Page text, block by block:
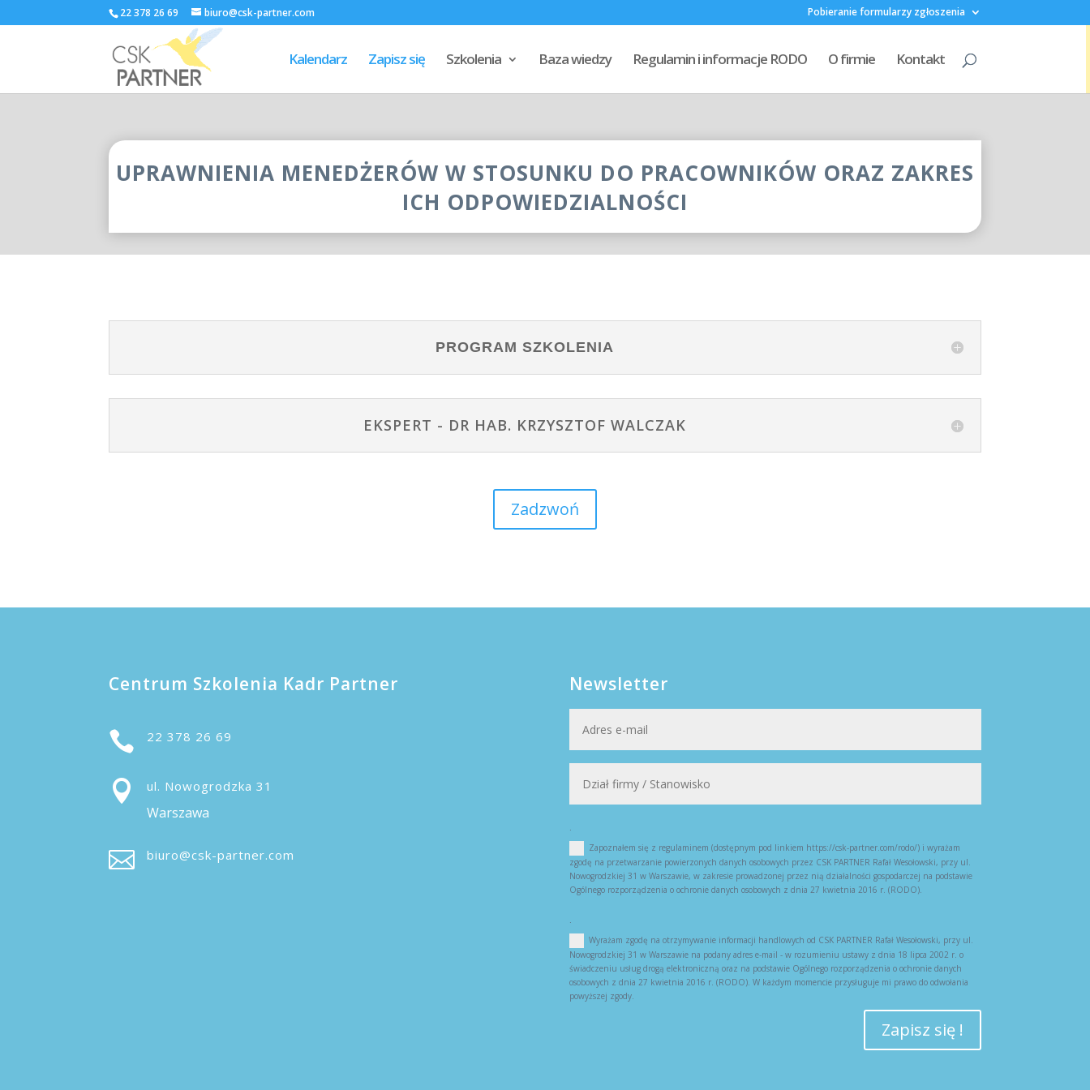
22 378 26 69 biuro@csk-partner.com Pobieranie formularzy zgłoszenia
Kalendarz Zapisz się Szkolenia Baza wiedzy Regulamin i informacje RODO O firmie Kontakt
UPRAWNIENIA MENEDŻERÓW W STOSUNKU DO PRACOWNIKÓW ORAZ ZAKRES
ICH ODPOWIEDZIALNOŚCI
PROGRAM SZKOLENIA
EKSPERT - DR HAB. KRZYSZTOF WALCZAK
Zadzwoń
Centrum Szkolenia Kadr Partner
 22 378 26 69
 ul. Nowogrodzka 31
Warszawa
 biuro@csk-partner.com
Newsletter
Zapoznałem się z regulaminem (dostępnym pod linkiem https://csk-partner.com/rodo/) i wyrażam
zgodę na przetwarzanie powierzonych danych osobowych przez CSK PARTNER Rafał Wesołowski, przy ul.
Nowogrodzkiej 31 w Warszawie, w zakresie prowadzonej przez nią działalności gospodarczej na podstawie
Ogólnego rozporządzenia o ochronie danych osobowych z dnia 27 kwietnia 2016 r. (RODO).
Wyrażam zgodę na otrzymywanie informacji handlowych od CSK PARTNER Rafał Wesołowski, przy ul.
Nowogrodzkiej 31 w Warszawie na podany adres e-mail - w rozumieniu ustawy z dnia 18 lipca 2002 r. o
świadczeniu usług drogą elektroniczną oraz na podstawie Ogólnego rozporządzenia o ochronie danych
osobowych z dnia 27 kwietnia 2016 r. (RODO). W każdym momencie przysługuje mi prawo do odwołania
powyższej zgody.
Zapisz się !